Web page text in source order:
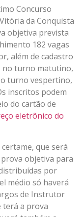
Concurso
da Conquista
objetiva prevista
182 vagas
além de cadastro
no turno matutino,
turno vespertino,
inscritos podem
do cartão de
eletrônico do
que será
objetiva para
por
médio só haverá
de Instrutor
terá a prova